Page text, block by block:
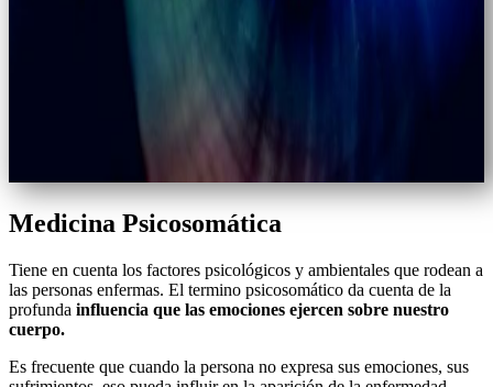
Medicina Psicosomática
Tiene en cuenta los factores psicológicos y ambientales que rodean a
las personas enfermas. El termino psicosomático da cuenta de la
profunda influencia que las emociones ejercen sobre nuestro
cuerpo.
Es frecuente que cuando la persona no expresa sus emociones, sus